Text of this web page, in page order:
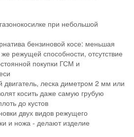
при небольшой
бензиновой косе: меньшая
режущей способности, отсутствие
покупки ГСМ и
леска диметром 2 мм или
косить даже самую грубую
до кустов
двух видов режущего
и ножа - делают изделие